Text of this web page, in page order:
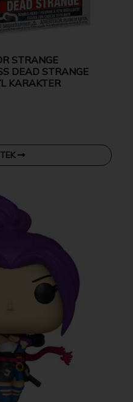
STRANGE
DEAD STRANGE
KARAKTER